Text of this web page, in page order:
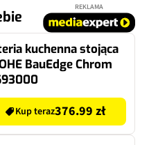
REKLAMA
kuchenna stojąca
BauEdge Chrom
Kup teraz376.99 zł